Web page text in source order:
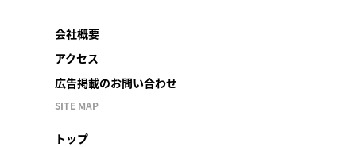
会社概要
アクセス
広告掲載のお問い合わせ
SITE MAP
トップ